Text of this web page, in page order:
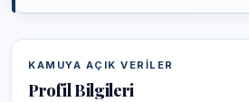
KAMUYA AÇIK VERILER
Profil Bilgileri